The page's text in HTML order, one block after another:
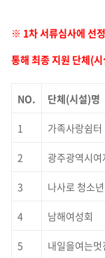
※ 1차 서류심사에 선
통해 최종 지원 단체(시
NO. 단체(시설)명
1 가족사랑쉼터
2 광주광역시
3 나사로 청소
4 남해여성회
5 내일을여는